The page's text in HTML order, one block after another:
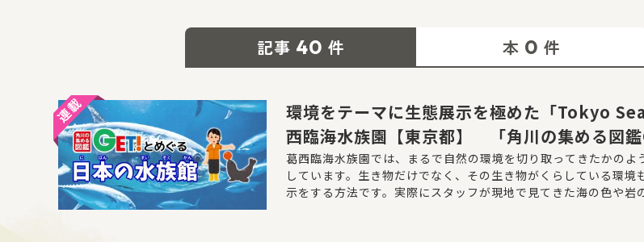
記事 40 件 本 0 件
環境をテーマに生態展示を極めた「Tokyo
西臨海水族園【東京都】 「角川の集める図
日本の水族館」第13回
葛西臨海水族園では、まるで自然の環境を切り取ってきたかのよ
しています。生き物だけでなく、その生き物がくらしている環境
示をする方法です。実際にスタッフが現地で見てきた海の色や岩
を再現するように、魚だけでなく海そうや無脊椎動物などを一